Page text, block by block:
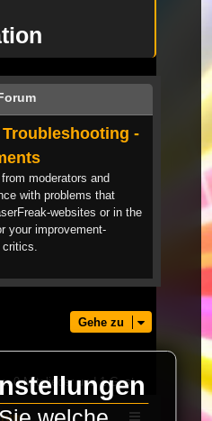
Troubleshooting -
moderators and
with problems that
websites or in the
your improvement-
Gehe zu
0 Mitglieder und 1 Gast